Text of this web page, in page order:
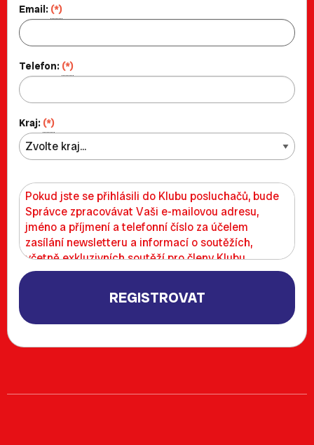
Email: (*)
Telefon: (*)
Kraj: (*)
Pokud jste se přihlásili do Klubu posluchačů, bude
Správce zpracovávat Vaši e-mailovou adresu,
jméno a příjmení a telefonní číslo za účelem
zasílání newsletteru a informací o soutěžích,
včetně exkluzivních soutěží pro členy Klubu
posluchačů.
Z Klubu posluchačů se můžete kdykoliv odhlásit,
a to kliknutím na tento odkaz:odhlásit z Klubu
Group, LLC, která sídlí v USA. Osobní údaje budou
REGISTROVAT